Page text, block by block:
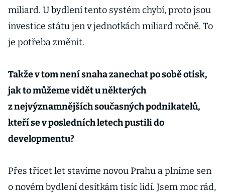
miliard. U bydlení tento systém chybí, proto jsou
investice státu jen v jednotkách miliard ročně. To
je potřeba změnit.
Takže v tom není snaha zanechat po sobě otisk,
jak to můžeme vidět u některých
z nejvýznamnějších současných podnikatelů,
kteří se v posledních letech pustili do
developmentu?
Přes třicet let stavíme novou Prahu a plníme sen
o novém bydlení desítkám tisíc lidí. Jsem moc rád,